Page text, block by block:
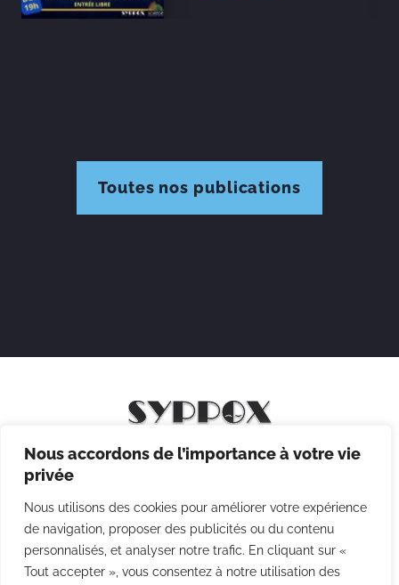
Nous accordons de l’importance à votre vie
privée
Nous utilisons des cookies pour améliorer votre expérience
de navigation, proposer des publicités ou du contenu
personnalisés, et analyser notre trafic. En cliquant sur «
Tout accepter », vous consentez à notre utilisation des
Toutes nos publications
Mentions légales
Politique des cookies
CGV